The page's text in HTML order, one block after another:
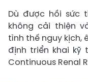
Dù được hồi sức
không cải thiện
tình thế nguy kịch,
định triển khai kỹ
Continuous Renal